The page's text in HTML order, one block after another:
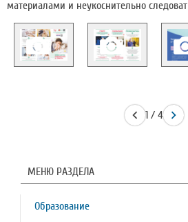
материалами и неукоснительно
1 / 4
МЕНЮ РАЗДЕЛА
Образование